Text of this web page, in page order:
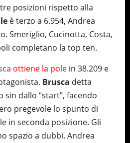
posizioni rispetto alla
è terzo a 6.954, Andrea
Smeriglio, Cucinotta, Costa,
completano la top ten.
ottiene la pole in 38.209 e
Brusca detta
dallo “start”, facendo
pregevole lo spunto di
in seconda posizione. Gli
spazio a dubbi. Andrea